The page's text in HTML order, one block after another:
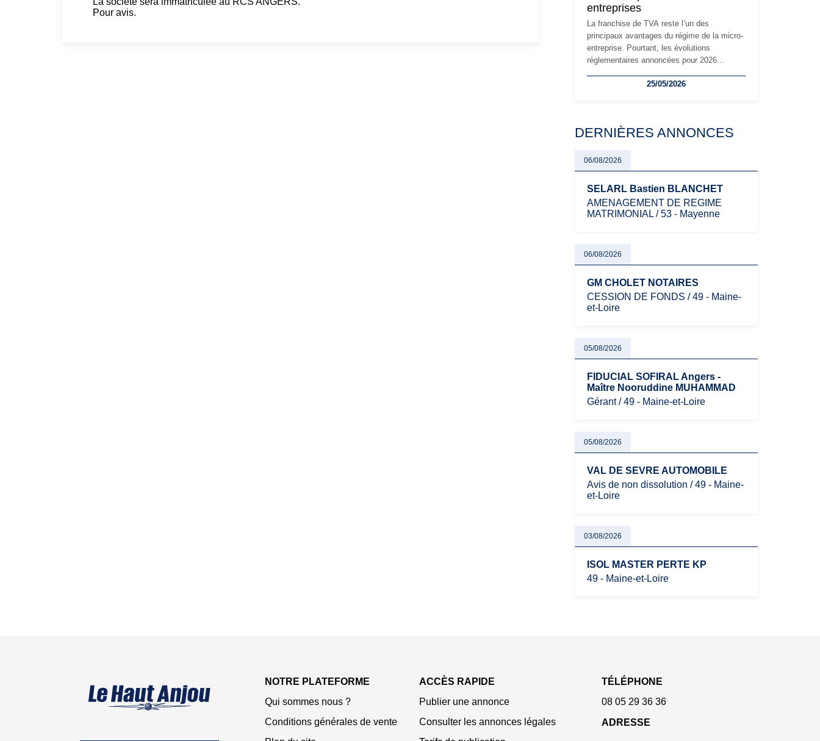
Pour avis.
surprises.
entreprises
La franchise de TVA reste l’un des
principaux avantages du régime de la micro-
entreprise. Pourtant, les évolutions
réglementaires annoncées pour 2026
les auto-entrepreneurs, artisans et
évoluent dans un contexte de contrôle
oblige les indépendants à rester
particulièrement vigilants.
25/05/2026
DERNIÈRES ANNONCES
06/08/2026
SELARL Bastien BLANCHET
AMENAGEMENT DE REGIME
MATRIMONIAL / 53 - Mayenne
06/08/2026
GM CHOLET NOTAIRES
CESSION DE FONDS / 49 - Maine-
et-Loire
05/08/2026
FIDUCIAL SOFIRAL Angers -
Maître Nooruddine MUHAMMAD
Gérant / 49 - Maine-et-Loire
05/08/2026
VAL DE SEVRE AUTOMOBILE
Avis de non dissolution / 49 - Maine-
et-Loire
03/08/2026
ISOL MASTER PERTE KP
49 - Maine-et-Loire
NOTRE PLATEFORME
Qui sommes nous ?
Conditions générales de vente
ACCÈS RAPIDE
Publier une annonce
Consulter les annonces légales
TÉLÉPHONE
08 05 29 36 36
ADRESSE